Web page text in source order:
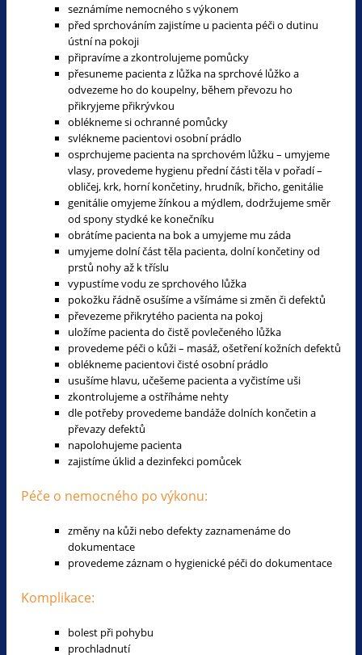
seznámíme nemocného s výkonem
před sprchováním zajistíme u pacienta péči o dutinu
ústní na pokoji
připravíme a zkontrolujeme pomůcky
přesuneme pacienta z lůžka na sprchové lůžko a
odvezeme ho do koupelny, během převozu ho
přikryjeme přikrývkou
oblékneme si ochranné pomůcky
svlékneme pacientovi osobní prádlo
osprchujeme pacienta na sprchovém lůžku – umyjeme
vlasy, provedeme hygienu přední části těla v pořadí –
obličej, krk, horní končetiny, hrudník, břicho, genitálie
genitálie omyjeme žínkou a mýdlem, dodržujeme směr
od spony stydké ke konečníku
obrátíme pacienta na bok a umyjeme mu záda
umyjeme dolní část těla pacienta, dolní končetiny od
prstů nohy až k tříslu
vypustíme vodu ze sprchového lůžka
pokožku řádně osušíme a všímáme si změn či defektů
převezeme přikrytého pacienta na pokoj
uložíme pacienta do čistě povlečeného lůžka
provedeme péči o kůži – masáž, ošetření kožních defektů
oblékneme pacientovi čisté osobní prádlo
usušíme hlavu, učešeme pacienta a vyčistíme uši
zkontrolujeme a ostříháme nehty
dle potřeby provedeme bandáže dolních končetin a
převazy defektů
napolohujeme pacienta
zajistíme úklid a dezinfekci pomůcek
Péče o nemocného po výkonu:
změny na kůži nebo defekty zaznamenáme do
dokumentace
provedeme záznam o hygienické péči do dokumentace
Komplikace:
bolest při pohybu
prochladnutí